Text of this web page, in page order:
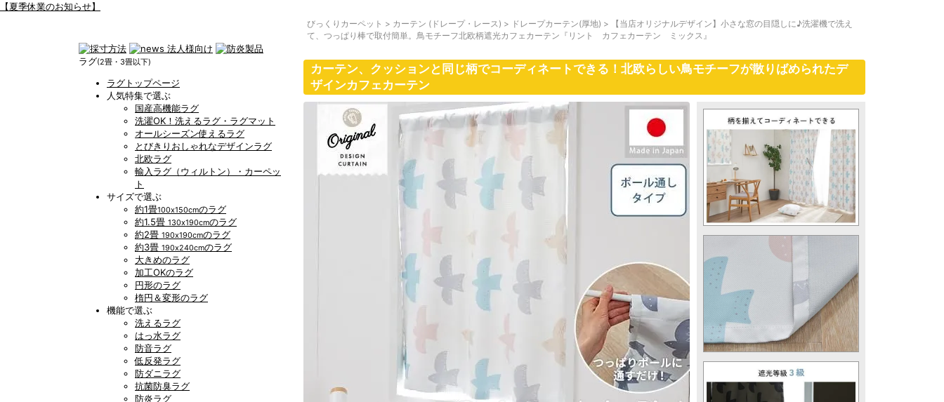
【夏季休業のお知らせ】
ラグ(2畳・3畳以下)
ラグトップページ
人気特集で選ぶ
国産高機能ラグ
洗濯OK！洗えるラグ・ラグマット
オールシーズン使えるラグ
とびきりおしゃれなデザインラグ
北欧ラグ
輸入ラグ（ウィルトン）・カーペッ
ト
サイズで選ぶ
約1畳100x150cmのラグ
約1.5畳 130x190cmのラグ
約2畳 190x190cmのラグ
約3畳 190x240cmのラグ
大きめのラグ
加工OKのラグ
円形のラグ
楕円＆変形のラグ
機能で選ぶ
洗えるラグ
はっ水ラグ
防音ラグ
低反発ラグ
防ダニラグ
抗菌防臭ラグ
防炎ラグ
びっくりカーペット > カーテン (ドレープ・レース) > ドレープカーテン(厚地) >
【当店オリジナルデザイン】小さな窓の目隠しに♪洗濯機で洗え
て、つっぱり棒で取付簡単。鳥モチーフ北欧柄遮光カフェカーテン『リント カフェカーテン ミックス』
カーテン、クッションと同じ柄でコーディネートできる！北欧らしい鳥モチーフが散りばめられたデ
ザインカフェカーテン